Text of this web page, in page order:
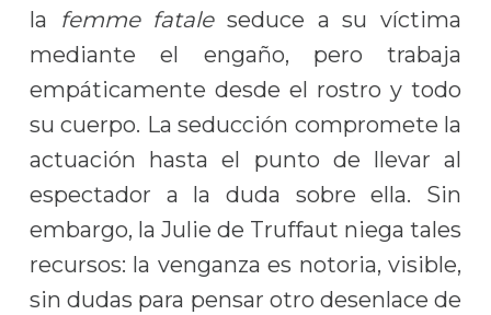
la
femme fataleseduce a su víctima
mediante el engaño, pero trabaja
empáticamente desde el rostro y todo
su cuerpo. La seducción compromete la
actuación hasta el punto de llevar al
espectador a la duda sobre ella. Sin
embargo, la Julie de Truffaut niega tales
recursos: la venganza es notoria, visible,
sin dudas para pensar otro desenlace de